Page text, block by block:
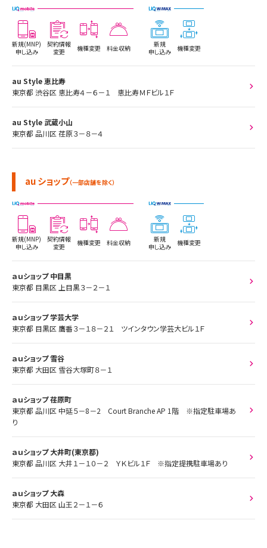
新規(MNP)
申し込み
契約情報
変更
機種変更 料金収納
新規
申し込み
機種変更
au Style 恵比寿
東京都 渋谷区 恵比寿４－６－１ 恵比寿ＭＦビル１Ｆ
au Style 武蔵小山
東京都 品川区 荏原３－８－４
au ショップ（一部店舗を除く）
新規(MNP)
申し込み
契約情報
変更
機種変更 料金収納
新規
申し込み
機種変更
ａｕショップ 中目黒
東京都 目黒区 上目黒３－２－１
ａｕショップ 学芸大学
東京都 目黒区 鷹番３－１８－２１ ツインタウン学芸大ビル１Ｆ
ａｕショップ 雪谷
東京都 大田区 雪谷大塚町８－１
ａｕショップ 荏原町
東京都 品川区 中延５－8－2 Court Branche AP 1階 ※指定駐車場あ
り
ａｕショップ 大井町(東京都)
東京都 品川区 大井１－１０－２ ＹＫビル１Ｆ ※指定提携駐車場あり
ａｕショップ 大森
東京都 大田区 山王２－１－６